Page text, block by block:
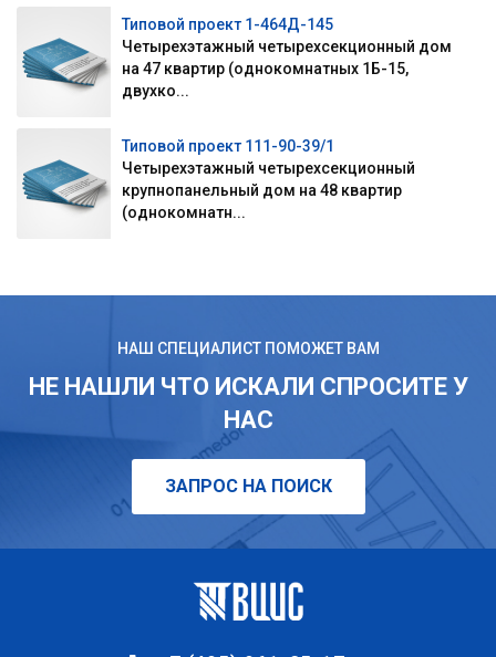
Типовой проект 1-464Д-145
Четырехэтажный четырехсекционный дом
на 47 квартир (однокомнатных 1Б-15,
двухко...
Типовой проект 111-90-39/1
Четырехэтажный четырехсекционный
крупнопанельный дом на 48 квартир
(однокомнатн...
НАШ СПЕЦИАЛИСТ ПОМОЖЕТ ВАМ
НЕ НАШЛИ ЧТО ИСКАЛИ СПРОСИТЕ У
НАС
ЗАПРОС НА ПОИСК